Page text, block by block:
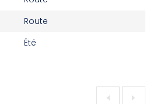
Route
Été